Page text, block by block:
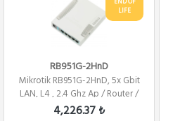
END OF
LIFE
RB951G-2HnD
Mikrotik RB951G-2HnD, 5x Gbit
LAN, L4 , 2.4 Ghz Ap / Router /
Fire...
4,226.37 ₺